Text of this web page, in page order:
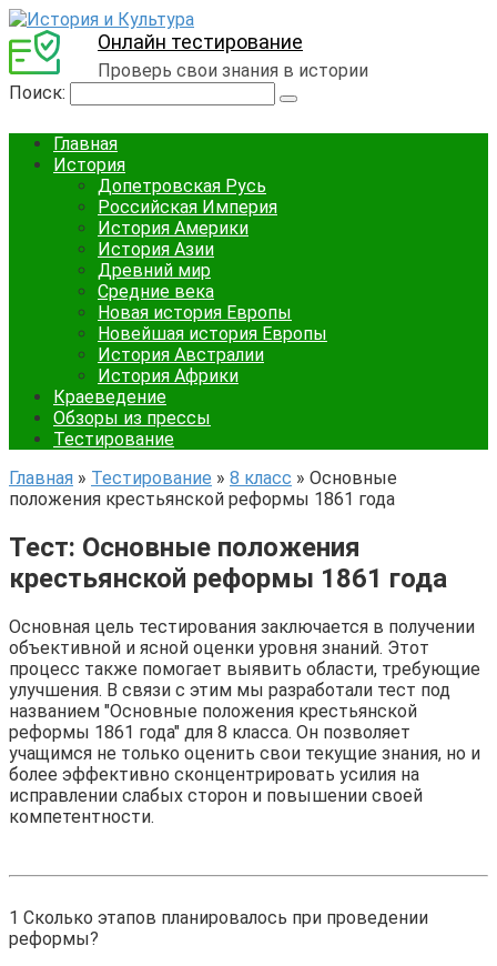
Онлайн тестирование
Проверь свои знания в истории
Поиск:
Главная
История
Допетровская Русь
Российская Империя
История Америки
История Азии
Древний мир
Средние века
Новая история Европы
Новейшая история Европы
История Австралии
История Африки
Краеведение
Обзоры из прессы
Тестирование
Главная » Тестирование » 8 класс » Основные
положения крестьянской реформы 1861 года
Тест: Основные положения
крестьянской реформы 1861 года
Основная цель тестирования заключается в получении
объективной и ясной оценки уровня знаний. Этот
процесс также помогает выявить области, требующие
улучшения. В связи с этим мы разработали тест под
названием "Основные положения крестьянской
реформы 1861 года" для 8 класса. Он позволяет
учащимся не только оценить свои текущие знания, но и
более эффективно сконцентрировать усилия на
исправлении слабых сторон и повышении своей
компетентности.
1 Сколько этапов планировалось при проведении
реформы?